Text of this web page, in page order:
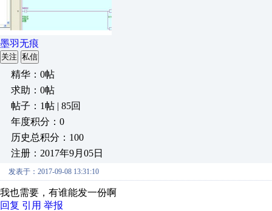
墨羽无痕
关注 私信
精华：0帖
求助：0帖
帖子：1帖 | 85回
年度积分：0
历史总积分：100
注册：2017年9月05日
发表于：2017-09-08 13:31:10
我也需要，有谁能发一份啊
回复 引用 举报